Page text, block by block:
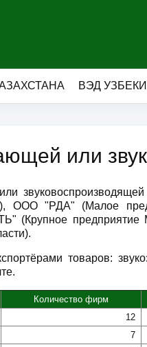
ВЭД
или
ООО "РДА" (Малое
(Крупное
товаров:
Количество фирм
12
7